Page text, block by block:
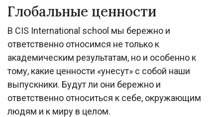
Глобальные ценности
В CIS International school мы бережно и
ответственно относимся не только к
академическим результатам, но и особенно к
тому, какие ценности «унесут» с собой наши
выпускники. Будут ли они бережно и
ответственно относиться к себе, окружающим
людям и к миру в целом.